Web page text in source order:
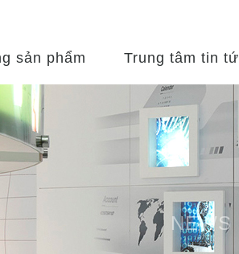
sản phẩm Trung tâm tin
NEWS